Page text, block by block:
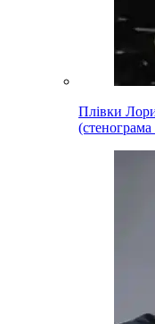
Плівки